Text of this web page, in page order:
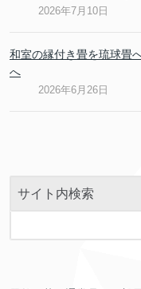
2026年7月10日
和室の縁付き畳を琉球畳
へ
2026年6月26日
サイト内検索